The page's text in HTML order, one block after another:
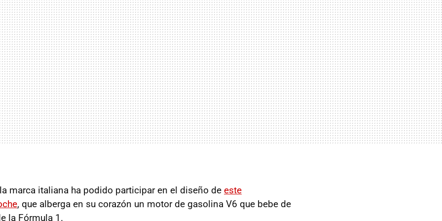
marca italiana ha podido participar en el diseño de este
, que alberga en su corazón un motor de gasolina V6 que bebe de
la Fórmula 1.